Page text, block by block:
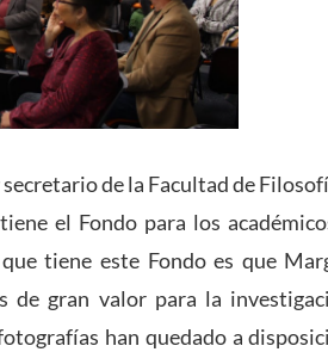
de la Facultad de
el Fondo para los
tiene este Fondo es que
de gran valor para la
han quedado a